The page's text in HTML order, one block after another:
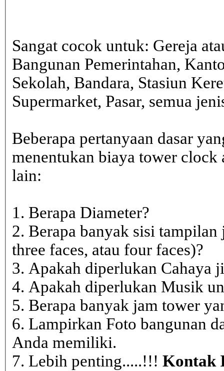
Sangat cocok untuk: Gereja
Bangunan Pemerintahan,
Sekolah, Bandara, Stasiun
Supermarket, Pasar, semua
Beberapa pertanyaan dasar
menentukan biaya tower clock
lain:
1. Berapa Diameter?
2. Berapa banyak sisi
three faces, atau four faces)?
3. Apakah diperlukan Cahaya
4. Apakah diperlukan Musik
5. Berapa banyak jam tower
6. Lampirkan Foto bangunan
Anda memiliki.
7. Lebih penting.....!!! Kontak